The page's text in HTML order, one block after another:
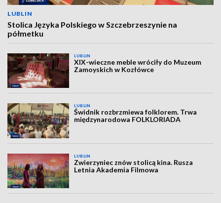
LUBLIN
Stolica Języka Polskiego w Szczebrzeszynie na
półmetku
LUBLIN
XIX-wieczne meble wróciły do Muzeum
Zamoyskich w Kozłówce
LUBLIN
Świdnik rozbrzmiewa folklorem. Trwa
międzynarodowa FOLKLORIADA
LUBLIN
Zwierzyniec znów stolicą kina. Rusza
Letnia Akademia Filmowa